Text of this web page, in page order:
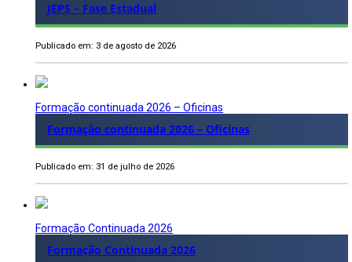
JEPS – Fase Estadual
Publicado em: 3 de agosto de 2026
Formação continuada 2026 – Oficinas
Formação continuada 2026 – Oficinas
Publicado em: 31 de julho de 2026
Formação Continuada 2026
Formação Continuada 2026